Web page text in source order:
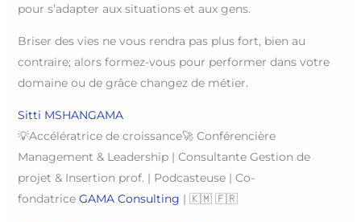
pour s’adapter aux situations et aux gens.
Briser des vies ne vous rendra pas plus fort, bien au
contraire; alors formez-vous pour performer dans votre
domaine ou de grâce changez de métier.
Sitti MSHANGAMA
💡Accélératrice de croissance🚀 Conférencière
Management & Leadership | Consultante Gestion de
projet & Insertion prof. | Podcasteuse | Co-
fondatrice GAMA Consulting | 🇰🇲 🇫🇷